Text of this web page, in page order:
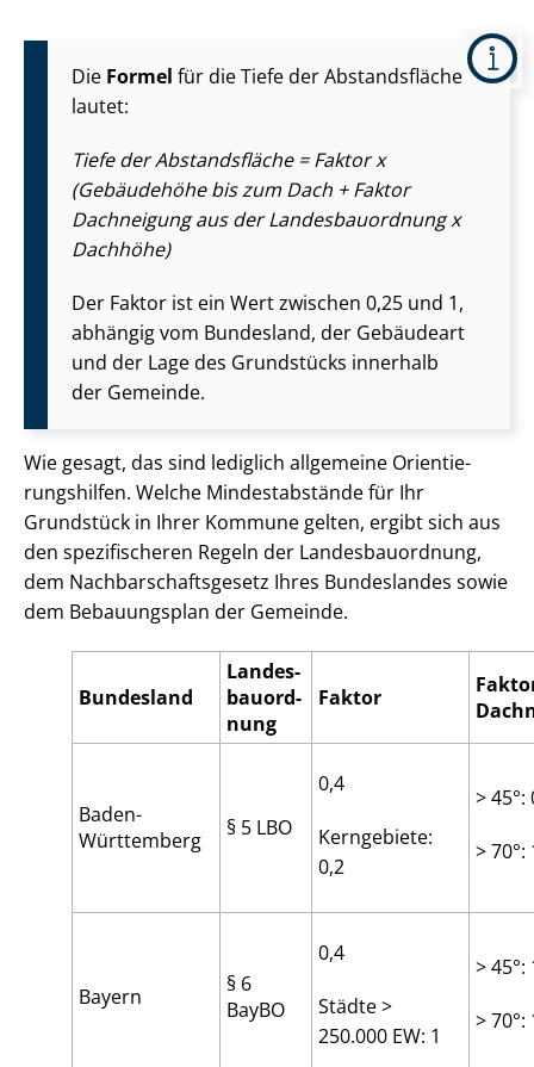
Die Formel für die Tiefe der Abstandsfläche
lautet:
Tiefe der Abstandsfläche = Faktor x
(Gebäudehöhe bis zum Dach + Faktor
Dachneigung aus der Lan­des­bau­ord­nung x
Dachhöhe)
Der Faktor ist ein Wert zwischen 0,25 und 1,
abhängig vom Bundesland, der Gebäudeart
und der Lage des Grundstücks innerhalb
der Gemeinde.
Wie gesagt, das sind lediglich allgemeine Ori­en­tie­
rungs­hil­fen. Welche Mindestabstände für Ihr
Grundstück in Ihrer Kommune gelten, ergibt sich aus
den spezifischeren Regeln der Lan­des­bau­ord­nung,
dem Nach­bar­schafts­ge­setz Ihres Bundeslandes sowie
dem Bebauungsplan der Gemeinde.
Bundesland
Lan­des­
bau­ord­
nung
Faktor
Baden-
Württemberg
§ 5 LBO
0,4
Kerngebiete:
0,2
> 45°:
> 70°:
Bayern
§ 6
BayBO
0,4
Städte >
250.000 EW: 1
> 45°:
> 70°: